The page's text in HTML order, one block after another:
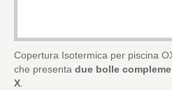
Copertura Isotermica per piscina
che presenta due bolle
X